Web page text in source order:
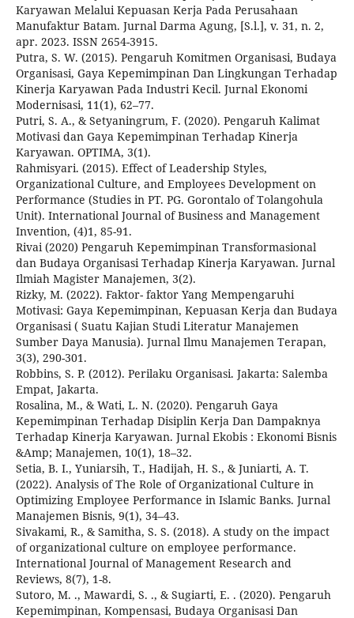
Karyawan Melalui Kepuasan Kerja Pada Perusahaan
Manufaktur Batam. Jurnal Darma Agung, [S.l.], v. 31, n. 2,
apr. 2023. ISSN 2654-3915.
Putra, S. W. (2015). Pengaruh Komitmen Organisasi, Budaya
Organisasi, Gaya Kepemimpinan Dan Lingkungan Terhadap
Kinerja Karyawan Pada Industri Kecil. Jurnal Ekonomi
Modernisasi, 11(1), 62–77.
Putri, S. A., & Setyaningrum, F. (2020). Pengaruh Kalimat
Motivasi dan Gaya Kepemimpinan Terhadap Kinerja
Karyawan. OPTIMA, 3(1).
Rahmisyari. (2015). Effect of Leadership Styles,
Organizational Culture, and Employees Development on
Performance (Studies in PT. PG. Gorontalo of Tolangohula
Unit). International Journal of Business and Management
Invention, (4)1, 85-91.
Rivai (2020) Pengaruh Kepemimpinan Transformasional
dan Budaya Organisasi Terhadap Kinerja Karyawan. Jurnal
Ilmiah Magister Manajemen, 3(2).
Rizky, M. (2022). Faktor- faktor Yang Mempengaruhi
Motivasi: Gaya Kepemimpinan, Kepuasan Kerja dan Budaya
Organisasi ( Suatu Kajian Studi Literatur Manajemen
Sumber Daya Manusia). Jurnal Ilmu Manajemen Terapan,
3(3), 290-301.
Robbins, S. P. (2012). Perilaku Organisasi. Jakarta: Salemba
Empat, Jakarta.
Rosalina, M., & Wati, L. N. (2020). Pengaruh Gaya
Kepemimpinan Terhadap Disiplin Kerja Dan Dampaknya
Terhadap Kinerja Karyawan. Jurnal Ekobis : Ekonomi Bisnis
&Amp; Manajemen, 10(1), 18–32.
Setia, B. I., Yuniarsih, T., Hadijah, H. S., & Juniarti, A. T.
(2022). Analysis of The Role of Organizational Culture in
Optimizing Employee Performance in Islamic Banks. Jurnal
Manajemen Bisnis, 9(1), 34–43.
Sivakami, R., & Samitha, S. S. (2018). A study on the impact
of organizational culture on employee performance.
International Journal of Management Research and
Reviews, 8(7), 1-8.
Sutoro, M. ., Mawardi, S. ., & Sugiarti, E. . (2020). Pengaruh
Kepemimpinan, Kompensasi, Budaya Organisasi Dan